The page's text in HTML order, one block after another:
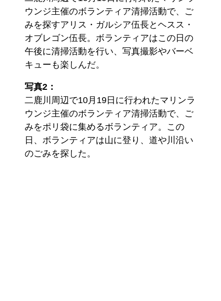
ウンジ主催のボランティア清掃活動で、ご
みを探すアリス・ガルシア伍長とヘスス・
オブレゴン伍長。ボランティアはこの日の
午後に清掃活動を行い、写真撮影やバーベ
キューも楽しんだ。
写真2：
二鹿川周辺で10月19日に行われたマリンラ
ウンジ主催のボランティア清掃活動で、ご
みをポリ袋に集めるボランティア。この
日、ボランティアは山に登り、道や川沿い
のごみを探した。